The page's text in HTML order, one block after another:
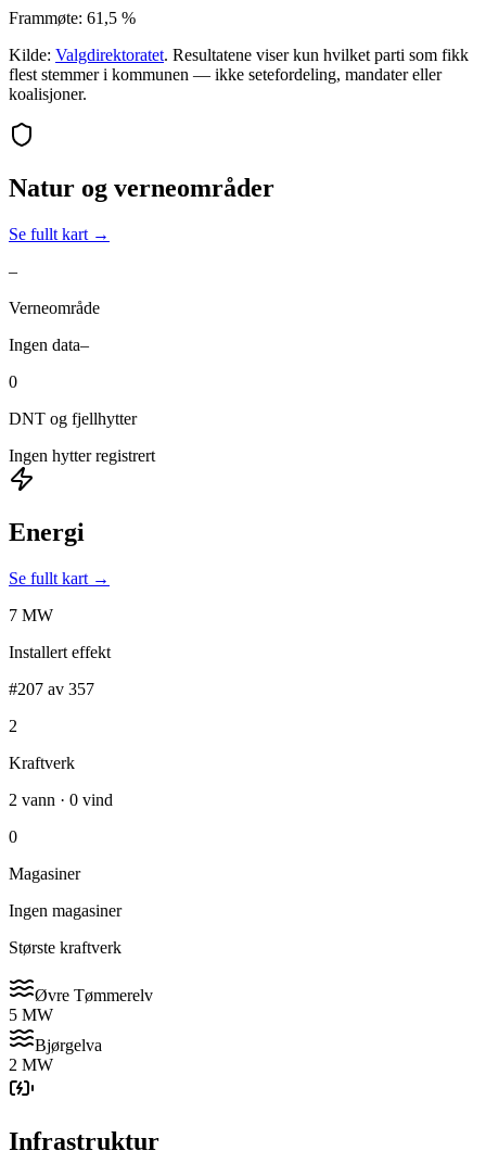
Frammøte: 61,5 %
Kilde: Valgdirektoratet. Resultatene viser kun hvilket parti som fikk
flest stemmer i kommunen — ikke setefordeling, mandater eller
koalisjoner.
Natur og verneområder
Se fullt kart →
–
Verneområde
Ingen data–
0
DNT og fjellhytter
Ingen hytter registrert
Energi
Se fullt kart →
7 MW
Installert effekt
#207 av 357
2
Kraftverk
2 vann · 0 vind
0
Magasiner
Ingen magasiner
Største kraftverk
Øvre Tømmerelv
5 MW
Bjørgelva
2 MW
Infrastruktur